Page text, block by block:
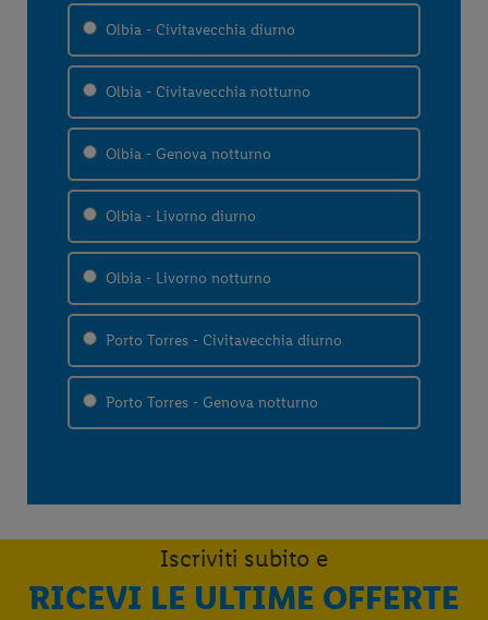
Olbia - Civitavecchia diurno
Olbia - Civitavecchia notturno
Olbia - Genova notturno
Olbia - Livorno diurno
Olbia - Livorno notturno
Porto Torres - Civitavecchia diurno
Porto Torres - Genova notturno
Iscriviti subito e
RICEVI LE ULTIME OFFERTE